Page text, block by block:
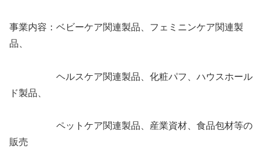
事業内容：ベビーケア関連製品、フェミニンケア関連製
品、
ヘルスケア関連製品、化粧パフ、ハウスホール
ド製品、
ペットケア関連製品、産業資材、食品包材等の
販売